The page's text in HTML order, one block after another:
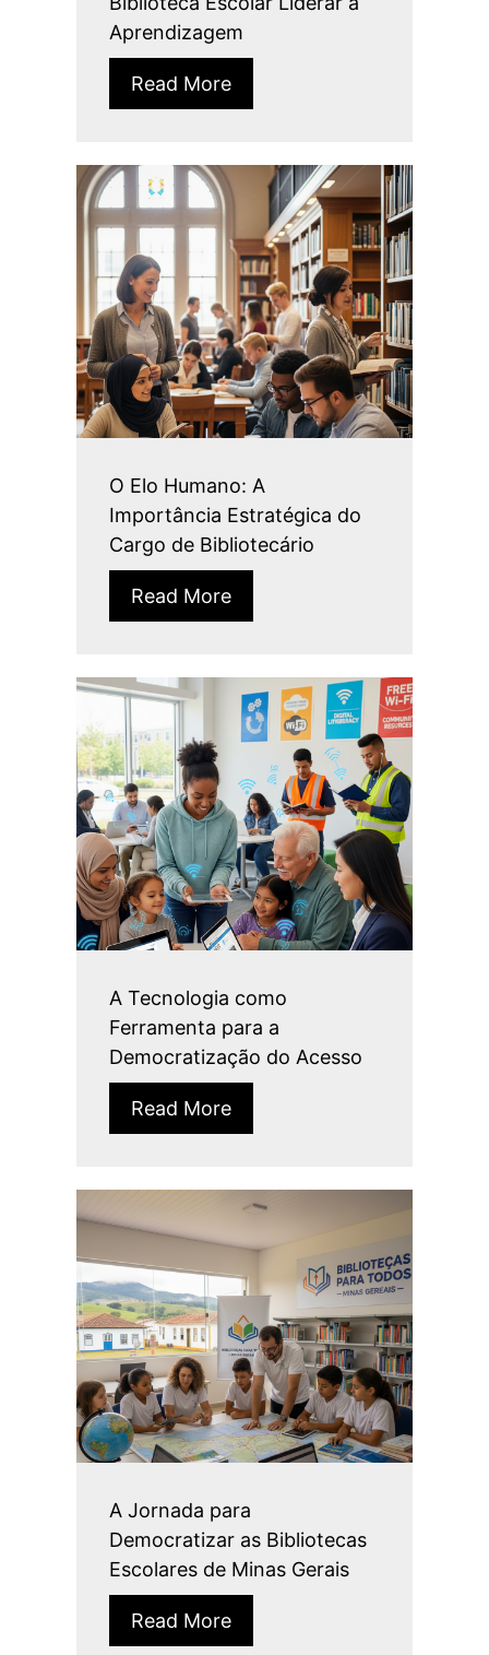
Aprendizagem
Read More
O Elo Humano: A
Importância Estratégica do
Cargo de Bibliotecário
Read More
A Tecnologia como
Ferramenta para a
Democratização do Acesso
Read More
A Jornada para
Democratizar as Bibliotecas
Escolares de Minas Gerais
Read More